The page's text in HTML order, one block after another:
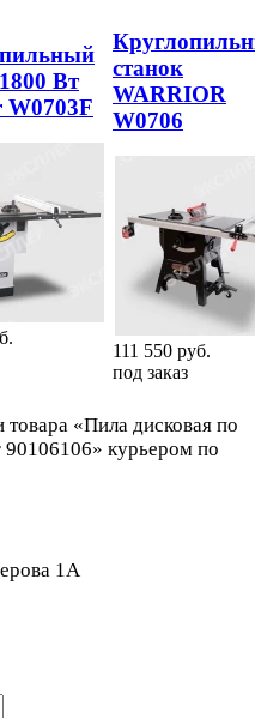
Вт
станок
WARRIOR
W0706
111 550 руб.
под заказ
товара «Пила дисковая по
курьером по
1A